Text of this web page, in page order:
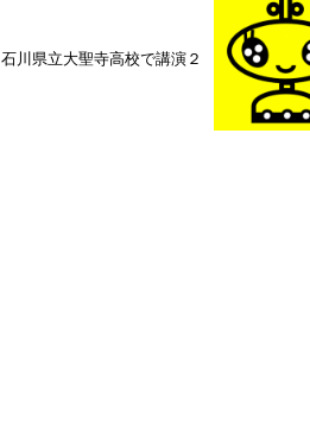
石川県立大聖寺高校で講演２